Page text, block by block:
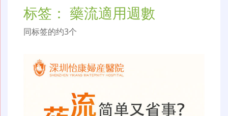
标签： 藥流適用週數
同标签的约3个